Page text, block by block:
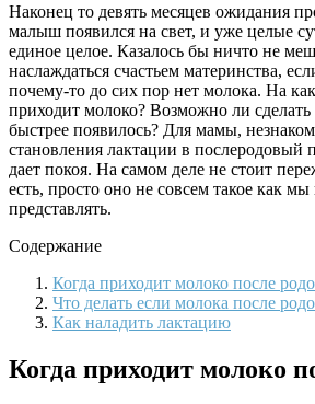
Наконец то девять месяцев ожидания
малыш появился на свет, и уже целые
единое целое. Казалось бы ничто не
наслаждаться счастьем материнства,
почему-то до сих пор нет молока. На
приходит молоко? Возможно ли
быстрее появилось? Для мамы,
становления лактации в послеродовый
дает покоя. На самом деле не стоит
есть, просто оно не совсем такое как
представлять.
Содержание
Когда приходит молоко после
Что делать если молока после
Как наладить лактацию
Когда приходит молоко